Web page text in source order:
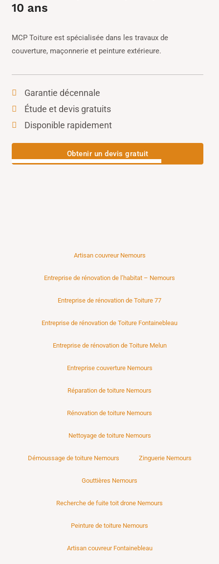
10 ans
MCP Toiture est spécialisée dans les travaux de
couverture, maçonnerie et peinture extérieure.
Garantie décennale
Étude et devis gratuits
Disponible rapidement
Obtenir un devis gratuit
Artisan couvreur Nemours
Entreprise de rénovation de l’habitat – Nemours
Entreprise de rénovation de Toiture 77
Entreprise de rénovation de Toiture Fontainebleau
Entreprise de rénovation de Toiture Melun
Entreprise couverture Nemours
Réparation de toiture Nemours
Rénovation de toiture Nemours
Nettoyage de toiture Nemours
Démoussage de toiture Nemours Zinguerie Nemours
Gouttières Nemours
Recherche de fuite toit drone Nemours
Peinture de toiture Nemours
Artisan couvreur Fontainebleau